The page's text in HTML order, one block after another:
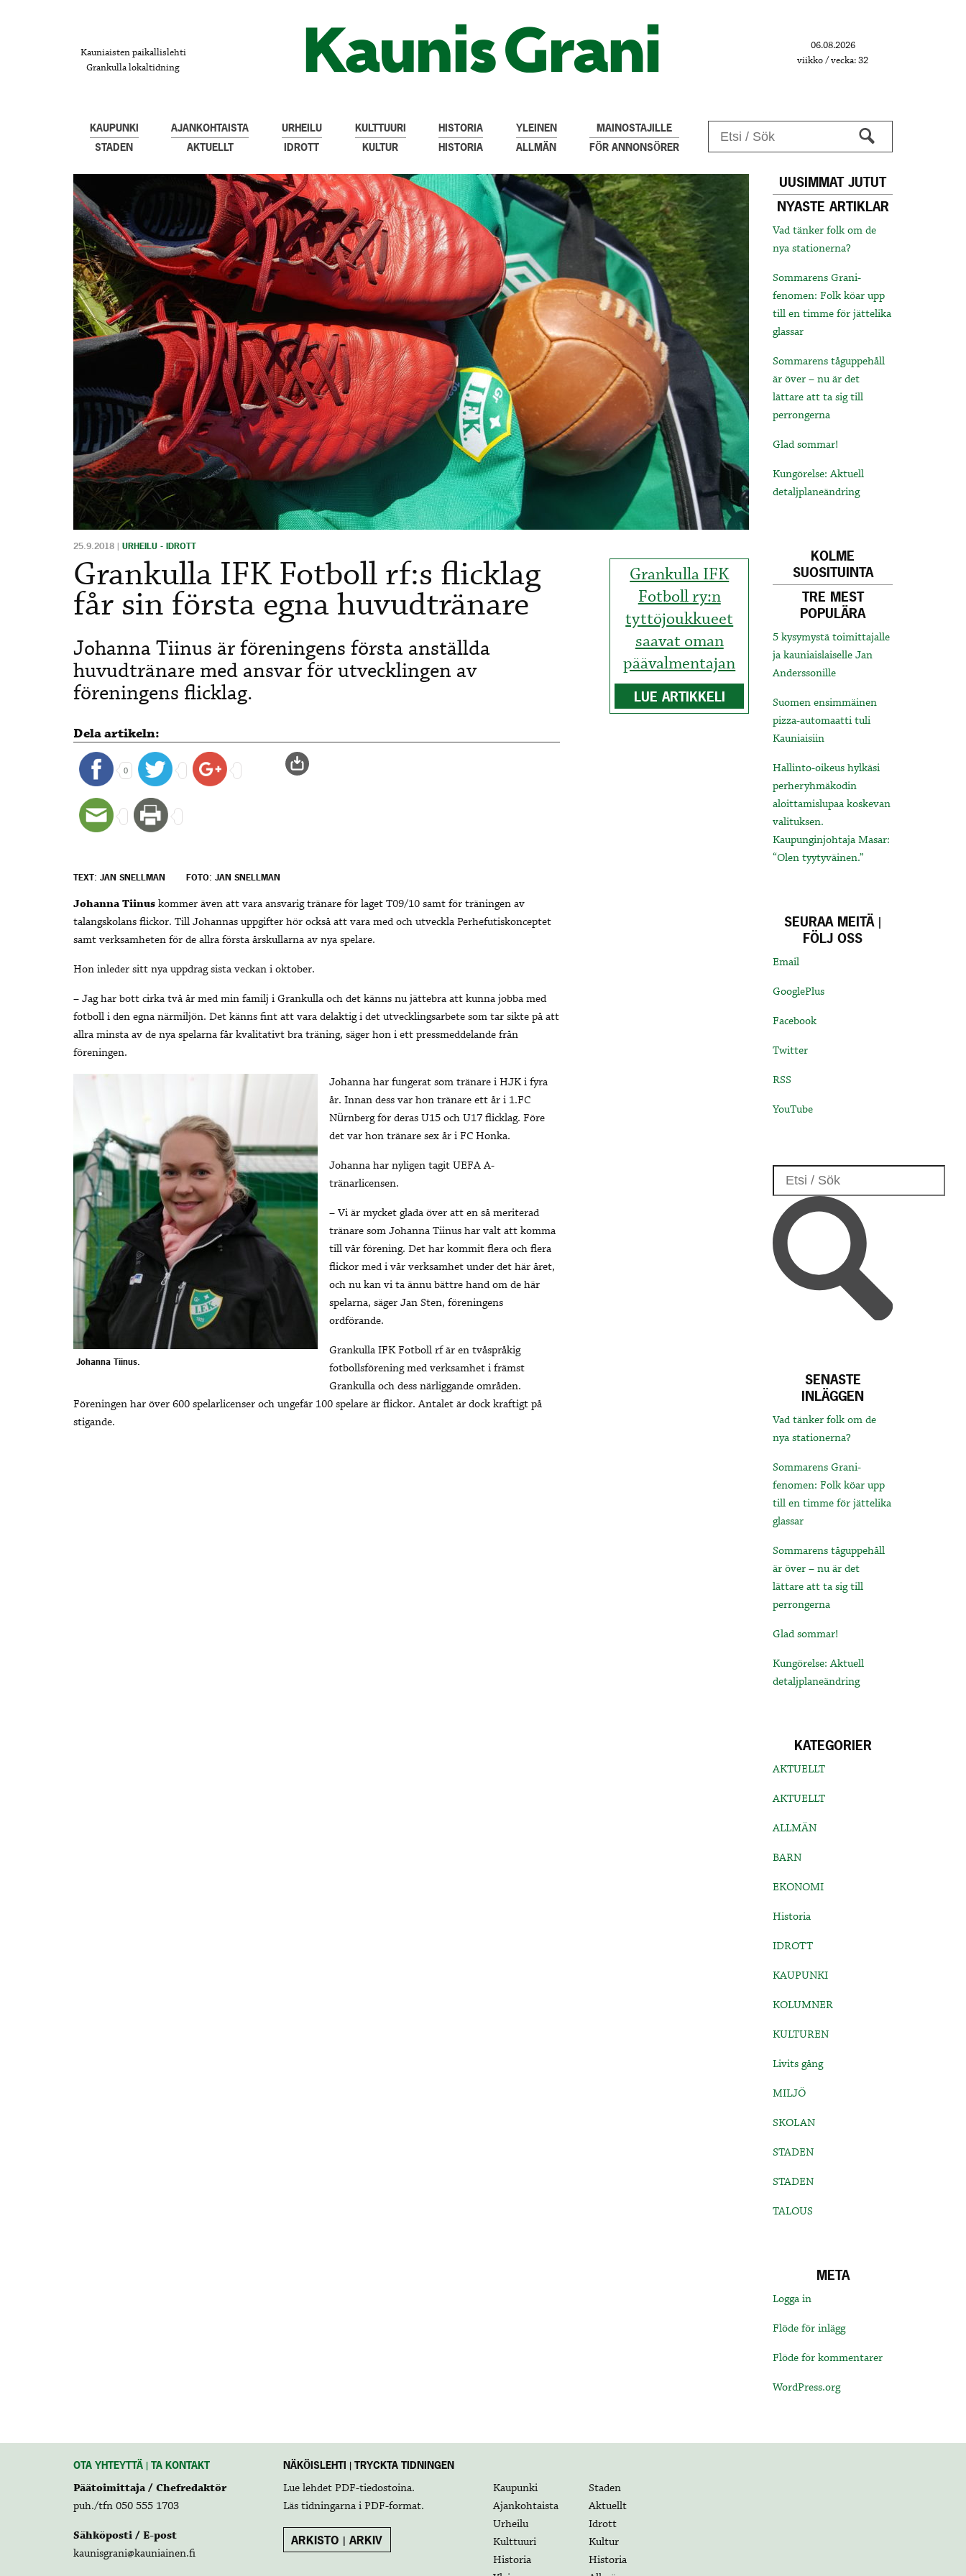
Kauniaisten paikallislehti
Grankulla lokaltidning
06.08.2026
viikko / vecka: 32
KAUPUNKI
STADEN
AJANKOHTAISTA
AKTUELLT
URHEILU
IDROTT
KULTTUURI
KULTUR
HISTORIA
HISTORIA
YLEINEN
ALLMÄN
MAINOSTAJILLE
FÖR ANNONSÖRER
Grankulla IFK
Fotboll ry:n
tyttöjoukkueet
saavat oman
päävalmentajan
LUE ARTIKKELI
25.9.2018 | URHEILU - IDROTT
Grankulla IFK Fotboll rf:s flicklag
får sin första egna huvudtränare
Johanna Tiinus är föreningens första anställda
huvudtränare med ansvar för utvecklingen av
föreningens flicklag.
Dela artikeln:
0
TEXT: JAN SNELLMAN FOTO: JAN SNELLMAN
Johanna Tiinus kommer även att vara ansvarig tränare för laget T09/10 samt för träningen av
talangskolans flickor. Till Johannas uppgifter hör också att vara med och utveckla Perhefutiskonceptet
samt verksamheten för de allra första årskullarna av nya spelare.
Hon inleder sitt nya uppdrag sista veckan i oktober.
– Jag har bott cirka två år med min familj i Grankulla och det känns nu jättebra att kunna jobba med
fotboll i den egna närmiljön. Det känns fint att vara delaktig i det utvecklingsarbete som tar sikte på att
allra minsta av de nya spelarna får kvalitativt bra träning, säger hon i ett pressmeddelande från
föreningen.
Johanna Tiinus.
Johanna har fungerat som tränare i HJK i fyra
år. Innan dess var hon tränare ett år i 1.FC
Nürnberg för deras U15 och U17 flicklag. Före
det var hon tränare sex år i FC Honka.
Johanna har nyligen tagit UEFA A-
tränarlicensen.
– Vi är mycket glada över att en så meriterad
tränare som Johanna Tiinus har valt att komma
till vår förening. Det har kommit flera och flera
flickor med i vår verksamhet under det här året,
och nu kan vi ta ännu bättre hand om de här
spelarna, säger Jan Sten, föreningens
ordförande.
Grankulla IFK Fotboll rf är en tvåspråkig
fotbollsförening med verksamhet i främst
Grankulla och dess närliggande områden.
Föreningen har över 600 spelarlicenser och ungefär 100 spelare är flickor. Antalet är dock kraftigt på
stigande.
UUSIMMAT JUTUT
NYASTE ARTIKLAR
Vad tänker folk om de
nya stationerna?
Sommarens Grani-
fenomen: Folk köar upp
till en timme för jättelika
glassar
Sommarens tåguppehåll
är över – nu är det
lättare att ta sig till
perrongerna
Glad sommar!
Kungörelse: Aktuell
detaljplaneändring
KOLME
SUOSITUINTA
TRE MEST
POPULÄRA
5 kysymystä toimittajalle
ja kauniaislaiselle Jan
Anderssonille
Suomen ensimmäinen
pizza-automaatti tuli
Kauniaisiin
Hallinto-oikeus hylkäsi
perheryhmäkodin
aloittamislupaa koskevan
valituksen.
Kaupunginjohtaja Masar:
“Olen tyytyväinen.”
SEURAA MEITÄ |
FÖLJ OSS
Email
GooglePlus
Facebook
Twitter
RSS
YouTube
SENASTE
INLÄGGEN
Vad tänker folk om de
nya stationerna?
Sommarens Grani-
fenomen: Folk köar upp
till en timme för jättelika
glassar
Sommarens tåguppehåll
är över – nu är det
lättare att ta sig till
perrongerna
Glad sommar!
Kungörelse: Aktuell
detaljplaneändring
KATEGORIER
AKTUELLT
AKTUELLT
ALLMÄN
BARN
EKONOMI
Historia
IDROTT
KAUPUNKI
KOLUMNER
KULTUREN
Livits gång
MILJÖ
SKOLAN
STADEN
STADEN
TALOUS
META
Logga in
Flöde för inlägg
Flöde för kommentarer
WordPress.org
OTA YHTEYTTÄ | TA KONTAKT
Päätoimittaja / Chefredaktör
puh./tfn 050 555 1703
Sähköposti / E-post
kaunisgrani@kauniainen.fi
NÄKÖISLEHTI | TRYCKTA TIDNINGEN
Lue lehdet PDF-tiedostoina.
Läs tidningarna i PDF-format.
ARKISTO | ARKIV
Kaupunki
Staden
Ajankohtaista
Aktuellt
Urheilu
Idrott
Kulttuuri
Kultur
Historia
Historia